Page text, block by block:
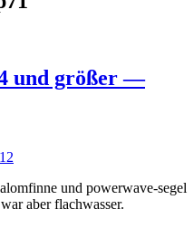
und größer —
und powerwave-segel
aber flachwasser.